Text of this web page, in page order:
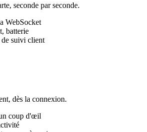
seconde par seconde.
WebSocket
batterie
de suivi client
dès la connexion.
coup d'œil